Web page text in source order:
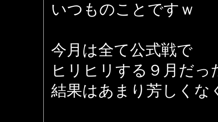
いつものことですｗ
今月は全て公式戦で
ヒリヒリする９月だっ
結果はあまり芳しくな